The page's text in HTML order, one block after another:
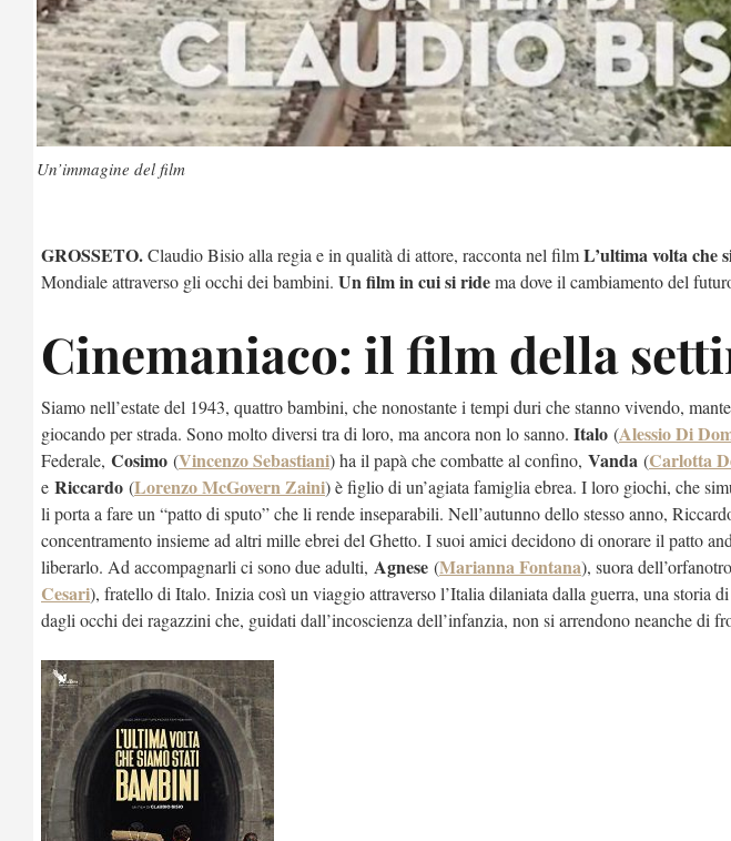
Un’immagine del film
GROSSETO.Claudio Bisio alla regia e in qualità di attore, racconta nel filmL’ultima volta che
Mondiale attraverso gli occhi dei bambini. Un film in cui si ridema dove il cambiamento del
Cinemaniaco: il film della
Siamo nell’estate del 1943, quattro bambini, che nonostante i tempi duri che stanno vivendo,
giocando per strada. Sono molto diversi tra di loro, ma ancora non lo sanno. Italo (Alessio Di
Federale, Cosimo (Vincenzo Sebastiani) ha il papà che combatte al confino, Vanda (Carlotta
e Riccardo (Lorenzo McGovern Zaini) è figlio di un’agiata famiglia ebrea. I loro giochi, che
li porta a fare un “patto di sputo” che li rende inseparabili. Nell’autunno dello stesso anno,
concentramento insieme ad altri mille ebrei del Ghetto. I suoi amici decidono di onorare il patto
liberarlo. Ad accompagnarli ci sono due adulti, Agnese (Marianna Fontana), suora
Cesari), fratello di Italo. Inizia così un viaggio attraverso l’Italia dilaniata dalla guerra, una storia
dagli occhi dei ragazzini che, guidati dall’incoscienza dell’infanzia, non si arrendono neanche di